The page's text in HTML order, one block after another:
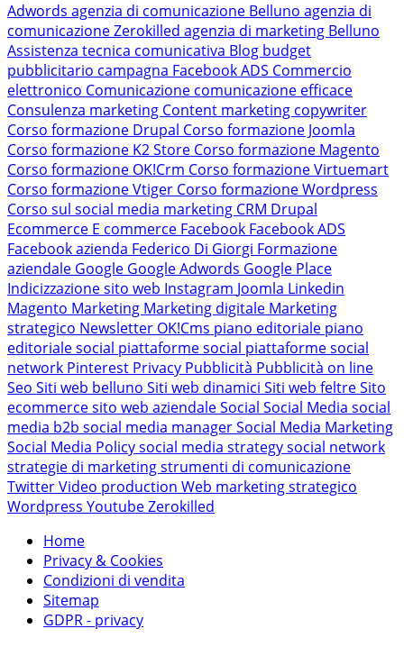
Adwords agenzia di comunicazione Belluno agenzia di
comunicazione Zerokilled agenzia di marketing Belluno
Assistenza tecnica comunicativa Blog budget
pubblicitario campagna Facebook ADS Commercio
elettronico Comunicazione comunicazione efficace
Consulenza marketing Content marketing copywriter
Corso formazione Drupal Corso formazione Joomla
Corso formazione K2 Store Corso formazione Magento
Corso formazione OK!Crm Corso formazione Virtuemart
Corso formazione Vtiger Corso formazione Wordpress
Corso sul social media marketing CRM Drupal
Ecommerce E commerce Facebook Facebook ADS
Facebook azienda Federico Di Giorgi Formazione
aziendale Google Google Adwords Google Place
Indicizzazione sito web Instagram Joomla Linkedin
Magento Marketing Marketing digitale Marketing
strategico Newsletter OK!Cms piano editoriale piano
editoriale social piattaforme social piattaforme social
network Pinterest Privacy Pubblicità Pubblicità on line
Seo Siti web belluno Siti web dinamici Siti web feltreSito
ecommercesito web aziendaleSocial Social Media social
media b2b social media managerSocial Media Marketing
Social Media Policysocial media strategysocial network
strategie di marketingstrumenti di comunicazione
TwitterVideo production Web marketing strategico
Wordpress YoutubeZerokilled
Home
Privacy & Cookies
Condizioni di vendita
Sitemap
GDPR - privacy